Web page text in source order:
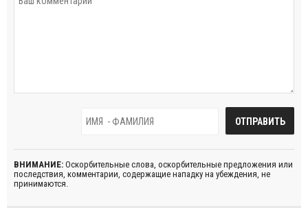
ВНИМАНИЕ: Оскорбительные слова, оскорбительные предложения или
последствия, комментарии, содержащие нападку на убеждения, не
принимаются.